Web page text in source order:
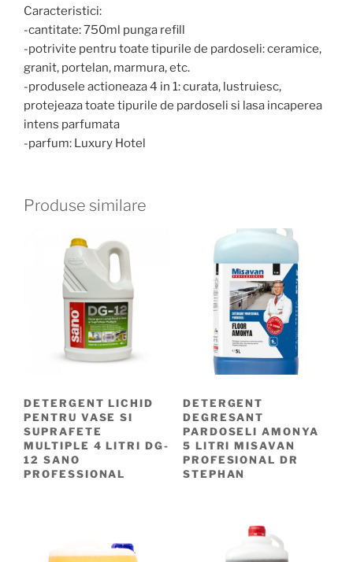
Caracteristici:
-cantitate: 750ml punga refill
-potrivite pentru toate tipurile de pardoseli: ceramice,
granit, portelan, marmura, etc.
-produsele actioneaza 4 in 1: curata, lustruiesc,
protejeaza toate tipurile de pardoseli si lasa incaperea
intens parfumata
-parfum: Luxury Hotel
Produse similare
DETERGENT LICHID
PENTRU VASE SI
SUPRAFETE
MULTIPLE 4 LITRI DG-
12 SANO
PROFESSIONAL
DETERGENT
DEGRESANT
PARDOSELI AMONYA
5 LITRI MISAVAN
PROFESIONAL DR
STEPHAN